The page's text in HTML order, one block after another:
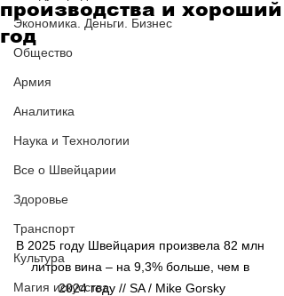
Экономика. Деньги. Бизнес
Общество
Армия
Аналитика
Наука и Технологии
Все о Швейцарии
Здоровье
Транспорт
Культура
Магия искусства
производства и хороший
год
В 2025 году Швейцария произвела 82 млн
литров вина – на 9,3% больше, чем в
2024 году // SA / Mike Gorsky